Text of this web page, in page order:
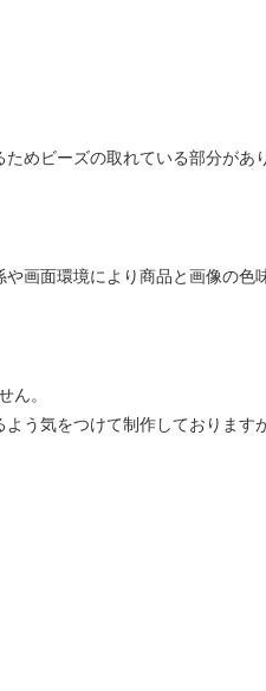
めビーズの取れている部分があ
画面環境により商品と画像の色
ん。
う気をつけて制作しております